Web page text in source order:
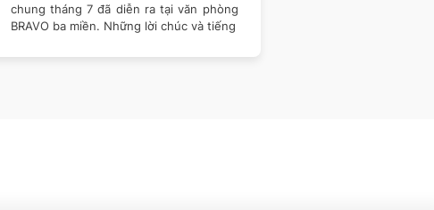
chung tháng 7 đã diễn ra tại văn phòng
BRAVO ba miền. Những lời chúc và tiếng